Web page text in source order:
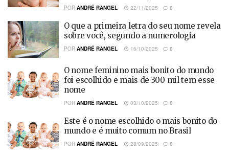
POR ANDRÉ RANGEL 22/11/2025 0
O que a primeira letra do seu nome revela
sobre você, segundo a numerologia
POR ANDRÉ RANGEL 16/10/2025 0
O nome feminino mais bonito do mundo
foi escolhido e mais de 300 mil tem esse
nome
POR ANDRÉ RANGEL 03/10/2025 0
Este é o nome escolhido o mais bonito do
mundo e é muito comum no Brasil
POR ANDRÉ RANGEL 28/09/2025 0